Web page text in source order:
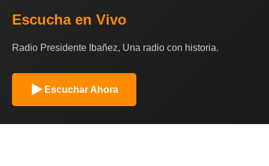
Escucha en Vivo
Radio Presidente Ibañez, Una radio con historia.
Escuchar Ahora